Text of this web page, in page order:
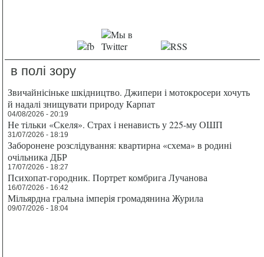
в полі зору
Звичайнісіньке шкідництво. Джипери і мотокросери хочуть
й надалі знищувати природу Карпат
04/08/2026 - 20:19
Не тільки «Скеля». Страх і ненависть у 225-му ОШП
31/07/2026 - 18:19
Заборонене розслідування: квартирна «схема» в родині
очільника ДБР
17/07/2026 - 18:27
Психопат-городник. Портрет комбрига Лучанова
16/07/2026 - 16:42
Мільярдна гральна імперія громадянина Журила
09/07/2026 - 18:04